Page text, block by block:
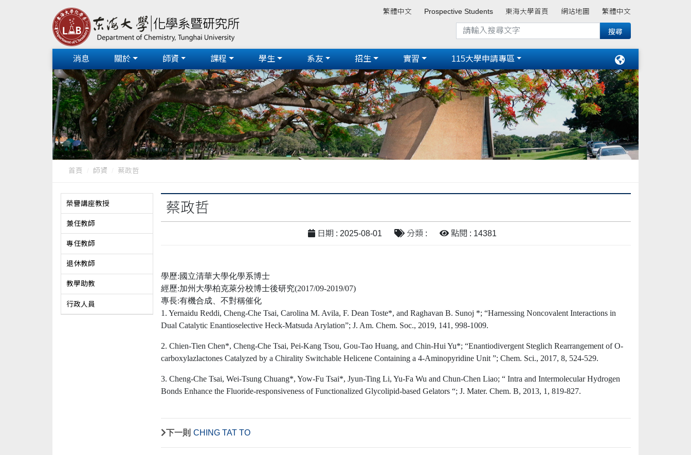
繁體中文 Prospective Students 東海大學首頁 網站地圖 繁體中文
消息 關於 師資 課程 學生 系友 招生 實習 115大學申請專區
首頁 師資 蔡政哲
榮譽講座教授
兼任教師
專任教師
退休教師
教學助教
行政人員
蔡政哲
日期 : 2025-08-01 分類 : 點閱 : 14381
學歷:國立清華大學化學系博士
經歷:加州大學柏克萊分校博士後研究(2017/09-2019/07)
專長:有機合成、不對稱催化
1. Yernaidu Reddi, Cheng-Che Tsai, Carolina M. Avila, F. Dean Toste*, and Raghavan B. Sunoj *; “Harnessing Noncovalent Interactions in
Dual Catalytic Enantioselective Heck-Matsuda Arylation”; J. Am. Chem. Soc., 2019, 141, 998-1009.
2. Chien-Tien Chen*, Cheng-Che Tsai, Pei-Kang Tsou, Gou-Tao Huang, and Chin-Hui Yu*; “Enantiodivergent Steglich Rearrangement of O-
carboxylazlactones Catalyzed by a Chirality Switchable Helicene Containing a 4-Aminopyridine Unit ”; Chem. Sci., 2017, 8, 524-529.
3. Cheng-Che Tsai, Wei-Tsung Chuang*, Yow-Fu Tsai*, Jyun-Ting Li, Yu-Fa Wu and Chun-Chen Liao; “ Intra and Intermolecular Hydrogen
Bonds Enhance the Fluoride-responsiveness of Functionalized Glycolipid-based Gelators “; J. Mater. Chem. B, 2013, 1 , 819-827.
下一則 CHING TAT TO